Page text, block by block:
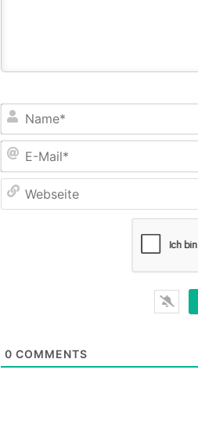
0 COMMENTS